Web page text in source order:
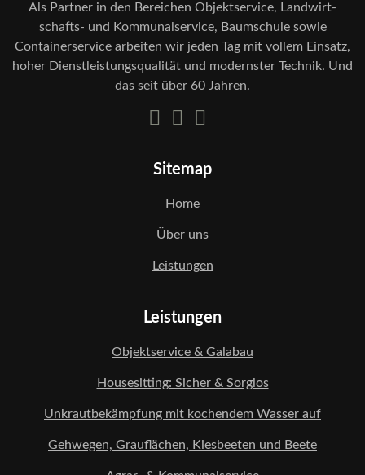
Als Partner in den Bereichen Objekt­service, Land­wirt­
schafts- und Kommunal­service, Baum­schule sowie
Container­service arbeiten wir jeden Tag mit vollem Einsatz,
hoher Dienst­leistungs­qualität und modernster Technik. Und
das seit über 60 Jahren.
Sitemap
Home
Über uns
Leistungen
Leistungen
Objektservice & Galabau
Housesitting: Sicher & Sorglos
Unkrautbekämpfung mit kochendem Wasser auf
Gehwegen, Grauflächen, Kiesbeeten und Beete